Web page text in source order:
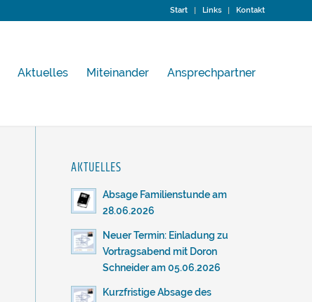
Start Links Kontakt
Aktuelles Miteinander Ansprechpartner
AKTUELLES
Absage Familienstunde am
28.06.2026
Neuer Termin: Einladung zu
Vortragsabend mit Doron
Schneider am 05.06.2026
Kurzfristige Absage des